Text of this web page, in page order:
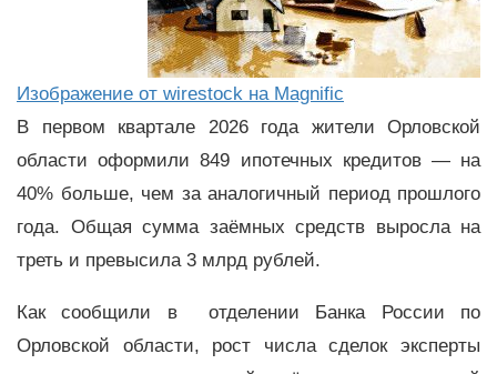
Изображение от wirestock на Magnific
В первом квартале 2026 года жители Орловской
области оформили 849 ипотечных кредитов — на
40% больше, чем за аналогичный период прошлого
года. Общая сумма заёмных средств выросла на
треть и превысила 3 млрд рублей.
Как сообщили в отделении Банка России по
Орловской области, рост числа сделок эксперты